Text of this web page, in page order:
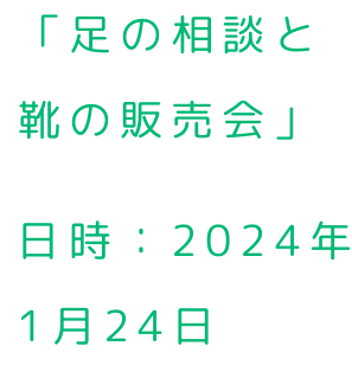
「足の相談と
靴の販売会」
日時：2024年
1月24日